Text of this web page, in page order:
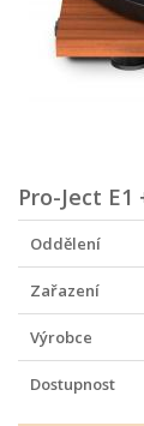
Pro-Ject
Oddělení
Zařazení
Výrobce
Dostupnost